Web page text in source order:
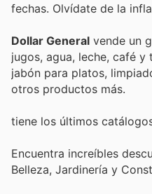
fechas. Olvídate de la
Dollar General vende un
jugos, agua, leche, café
jabón para platos,
otros productos más.
tiene los últimos
Encuentra increíbles
Belleza, Jardinería y